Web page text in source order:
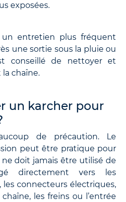
exposées.
un entretien plus fréquent
une sortie sous la pluie ou
conseillé de nettoyer et
chaîne.
un karcher pour
de précaution. Le
peut être pratique pour
doit jamais être utilisé de
directement vers les
les connecteurs électriques,
les freins ou l’entrée